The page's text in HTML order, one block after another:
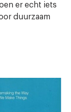
er echt iets
duurzaam